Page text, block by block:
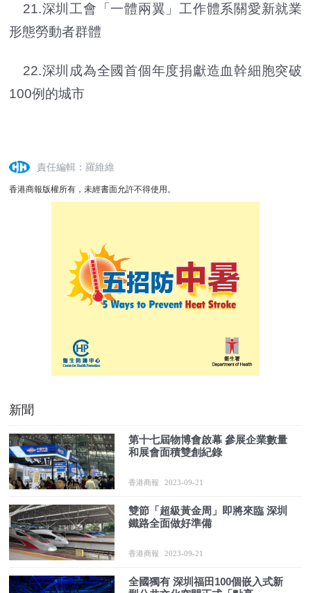
21.深圳工會「一體兩翼」工作體系關愛新就業
形態勞動者群體
22.深圳成為全國首個年度捐獻造血幹細胞突破
100例的城市
責任編輯：羅維維
香港商報版權所有，未經書面允許不得使用。
新聞
第十七屆物博會啟幕 參展企業數量
和展會面積雙創紀錄
香港商報 2023-09-21
雙節「超級黃金周」即將來臨 深圳
鐵路全面做好準備
香港商報 2023-09-21
全國獨有 深圳福田100個嵌入式新